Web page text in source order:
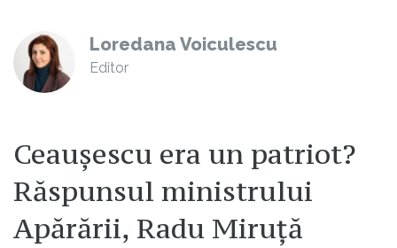
Loredana Voiculescu
Editor
Ceaușescu era un patriot?
Răspunsul ministrului
Apărării, Radu Miruță